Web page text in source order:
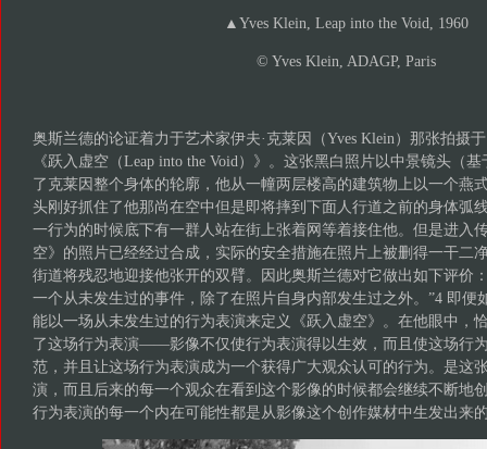
▲Yves Klein, Leap into the Void, 1960
© Yves Klein, ADAGP, Paris
奥斯兰德的论证着力于艺术家伊夫·克莱因（Yves Klein）那张拍摄
《跃入虚空（Leap into the Void）》。这张黑白照片以中景镜头（
了克莱因整个身体的轮廓，他从一幢两层楼高的建筑物上以一个燕
头刚好抓住了他那尚在空中但是即将摔到下面人行道之前的身体弧
一行为的时候底下有一群人站在街上张着网等着接住他。但是进入
空》的照片已经经过合成，实际的安全措施在照片上被删得一干二
街道将残忍地迎接他张开的双臂。因此奥斯兰德对它做出如下评价
一个从未发生过的事件，除了在照片自身内部发生过之外。”4 即便
能以一场从未发生过的行为表演来定义《跃入虚空》。在他眼中，
了这场行为表演——影像不仅使行为表演得以生效，而且使这场行
范，并且让这场行为表演成为一个获得广大观众认可的行为。是这
演，而且后来的每一个观众在看到这个影像的时候都会继续不断地
行为表演的每一个内在可能性都是从影像这个创作媒材中生发出来